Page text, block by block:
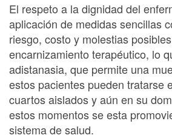
El respeto a la dignidad del
aplicación de medidas sencillas
riesgo, costo y molestias
encarnizamiento terapéutico, lo
adistanasia, que permite una
estos pacientes pueden tratarse
cuartos aislados y aún en su
estos momentos se esta
sistema de salud.